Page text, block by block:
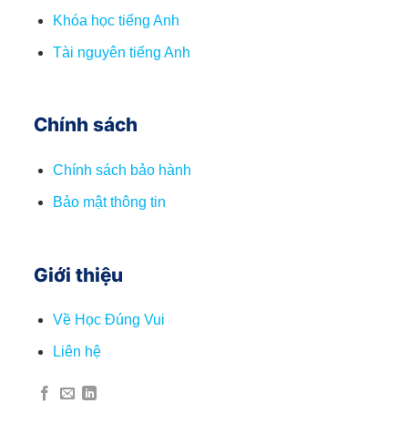
Khóa học tiếng Anh
Tài nguyên tiếng Anh
Chính sách
Chính sách bảo hành
Bảo mật thông tin
Giới thiệu
Về Học Đúng Vui
Liên hệ